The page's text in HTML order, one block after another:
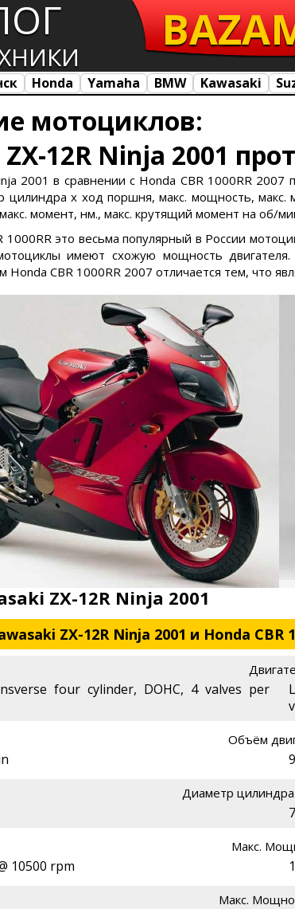
BAZA
Honda Yamaha BMW Kawasaki
мотоциклов:
12R Ninja 2001
2001 в сравнении с Honda CBR 1000RR
цилиндра х ход поршня, макс. мощность,
момент, нм., макс. крутящий момент на об/
1000RR это весьма популярный в России
имеют схожую мощность
Honda CBR 1000RR 2007 отличается тем, что
ZX-12R Ninja 2001
ZX-12R Ninja 2001 и Honda CBR
four cylinder, DOHC, 4 valves per
Объём
Диаметр
Макс.
10500 rpm
Макс.